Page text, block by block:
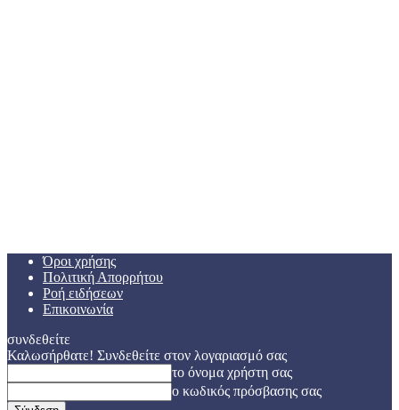
Όροι χρήσης
Πολιτική Απορρήτου
Ροή ειδήσεων
Επικοινωνία
συνδεθείτε
Καλωσήρθατε! Συνδεθείτε στον λογαριασμό σας
το όνομα χρήστη σας
ο κωδικός πρόσβασης σας